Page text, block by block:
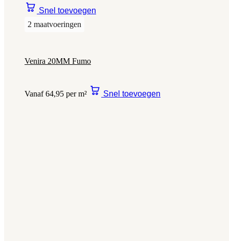
Snel toevoegen
2 maatvoeringen
Venira 20MM Fumo
Vanaf 64,95 per m² Snel toevoegen